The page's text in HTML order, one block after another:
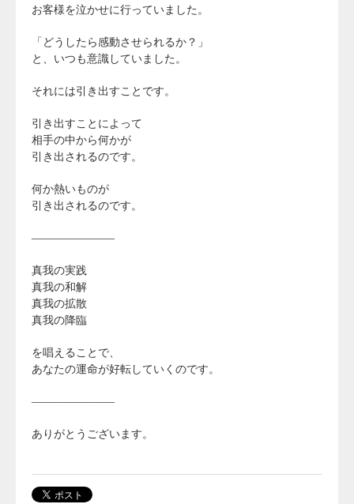
お客様を泣かせに行っていました。
「どうしたら感動させられるか？」
と、いつも意識していました。
それには引き出すことです。
引き出すことによって
相手の中から何かが
引き出されるのです。
何か熱いものが
引き出されるのです。
———————–
真我の実践
真我の和解
真我の拡散
真我の降臨
を唱えることで、
あなたの運命が好転していくのです。
———————–
ありがとうございます。